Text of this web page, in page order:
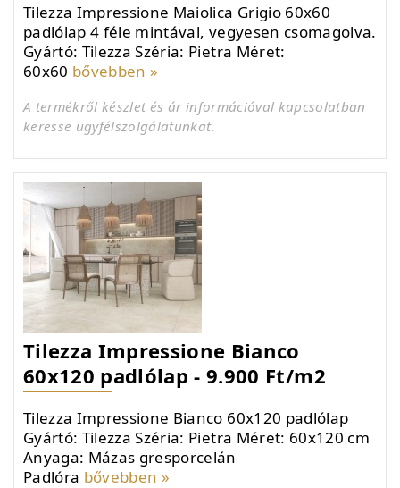
Tilezza Impressione Maiolica Grigio 60x60
padlólap 4 féle mintával, vegyesen csomagolva.
Gyártó: Tilezza Széria: Pietra Méret:
60x60 bővebben »
A termékről készlet és ár információval kapcsolatban
keresse ügyfélszolgálatunkat.
Tilezza Impressione Bianco
60x120 padlólap - 9.900 Ft/m2
Tilezza Impressione Bianco 60x120 padlólap
Gyártó: Tilezza Széria: Pietra Méret: 60x120 cm
Anyaga: Mázas gresporcelán
Padlóra bővebben »